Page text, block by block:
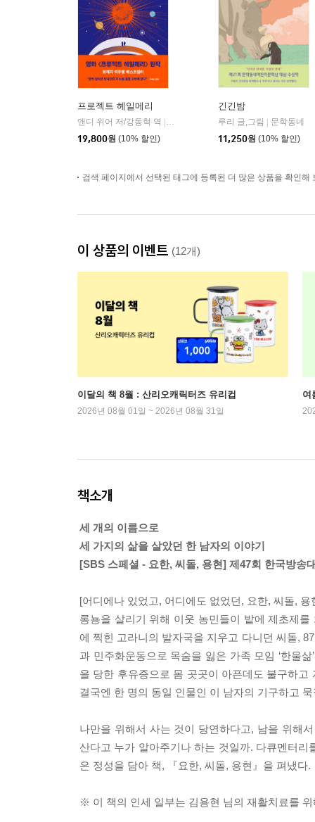
프로젝트 헤일메리
앤디 위어 저/강동혁 역
알에이치코리아(RHK)
19,800원 (10% 할인)
긴긴밤
루리 글,그림
문학동네
11,250원 (10% 할인)
검색 페이지에서 선택된 태그에 등록된 더 많은 상품을 확인해
이 상품의 이벤트 (12개)
이달의 책 8월 : 산리오캐릭터즈 유리컵
2026년 08월 01일 ~ 2026년 08월 31일
여
책소개
세 개의 이름으로
세 가지의 삶을 살았던 한 남자의 이야기
[SBS 스페셜 - 요한, 씨돌, 용현] 제47회 한국방송
[어디에나 있었고, 어디에도 없었던, 요한, 씨돌,
롱뇽을 살리기 위해 이웃 농민들이 밭에 제초제
에 찍힌 고라니의 발자국을 지우고 다니던 씨돌,
과 민주화운동으로 목숨을 잃은 가족 모임 ‘한울
을 당한 후유증으로 몸 곳곳이 아픈데도 불구하
결국엔 한 명의 동일 인물인 이 남자의 기구하고
나만을 위해서 사는 것이 당연하다고, 남을 위해
산다고 누가 알아주기나 하는 것일까. 다큐멘터
은 정성을 담아 책, 『요한, 씨돌, 용현』을 펴냈다.
※ 이 책의 인세 일부는 김용현 님의 재활치료를